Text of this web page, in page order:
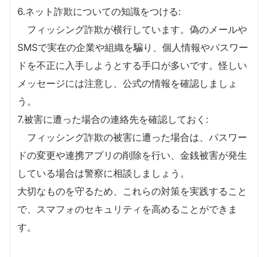
6.ネット詐欺についての知識をつける:
フィッシング詐欺が横行しています。偽のメールや
SMSで実在の企業や組織を騙り、個人情報やパスワー
ドを不正に入手しようとする手口が多いです。怪しい
メッセージには注意し、公式の情報を確認しましょ
う。
7.被害に遭った場合の連絡先を確認しておく:
フィッシング詐欺の被害に遭った場合は、パスワー
ドの変更や連携アプリの削除を行い、金銭被害が発生
している場合は警察に相談しましょう。
大切なものを守るため、これらの対策を実践すること
で、スマフォのセキュリティを高めることができま
す。